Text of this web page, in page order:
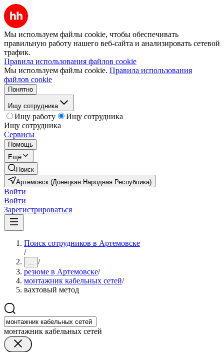
Мы используем файлы cookie, чтобы обеспечивать
правильную работу нашего веб-сайта и анализировать сетевой
трафик.
Правила использования файлов cookie
Мы используем файлы cookie. Правила использования
файлов cookie
Понятно
Ищу сотрудника
Ищу работу
Ищу сотрудника
Ищу сотрудника
Сервисы
Помощь
Ещё
Поиск
Артемовск (Донецкая Народная Республика)
Войти
Войти
Зарегистрироваться
Поиск сотрудников в Артемовске
/
... /
резюме в Артемовске/
монтажник кабельных сетей/
вахтовый метод
монтажник кабельных сетей